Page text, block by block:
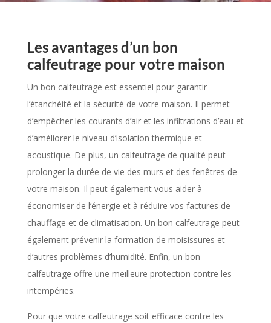
Les avantages d’un bon
calfeutrage pour votre maison
Un bon calfeutrage est essentiel pour garantir
l’étanchéité et la sécurité de votre maison. Il permet
d’empêcher les courants d’air et les infiltrations d’eau et
d’améliorer le niveau d’isolation thermique et
acoustique. De plus, un calfeutrage de qualité peut
prolonger la durée de vie des murs et des fenêtres de
votre maison. Il peut également vous aider à
économiser de l’énergie et à réduire vos factures de
chauffage et de climatisation. Un bon calfeutrage peut
également prévenir la formation de moisissures et
d’autres problèmes d’humidité. Enfin, un bon
calfeutrage offre une meilleure protection contre les
intempéries.
Pour que votre calfeutrage soit efficace contre les